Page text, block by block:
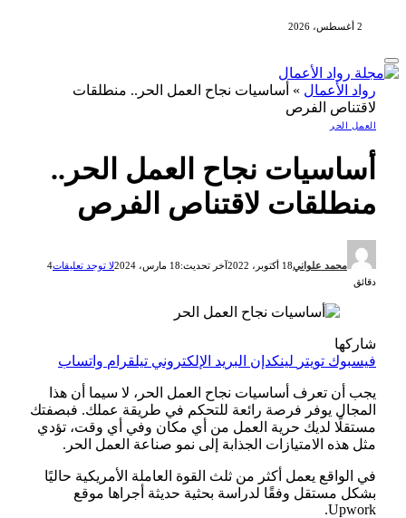
2 أغسطس، 2026
رواد الأعمال» أساسيات نجاح العمل الحر.. منطلقات
لاقتناص الفرص
العمل الحر
أساسيات نجاح العمل الحر..
منطلقات لاقتناص الفرص
محمد علواني18 أكتوبر، 2022 آخر تحديث:18 مارس، 2024 لا توجد تعليقات4
دقائق
شاركها
فيسبوك تويتر لينكدإن البريد الإلكتروني تيلقرام واتساب
يجب أن تعرف أساسيات نجاح العمل الحر، لا سيما أن هذا
المجال يوفر فرصة رائعة للتحكم في طريقة عملك. فبصفتك
مستقلًا لديك حرية العمل من أي مكان وفي أي وقت، تؤدي
مثل هذه الامتيازات الجذابة إلى نمو صناعة العمل الحر.
في الواقع يعمل أكثر من ثلث القوة العاملة الأمريكية حاليًا
بشكل مستقل وفقًا لدراسة بحثية حديثة أجراها موقع
Upwork.